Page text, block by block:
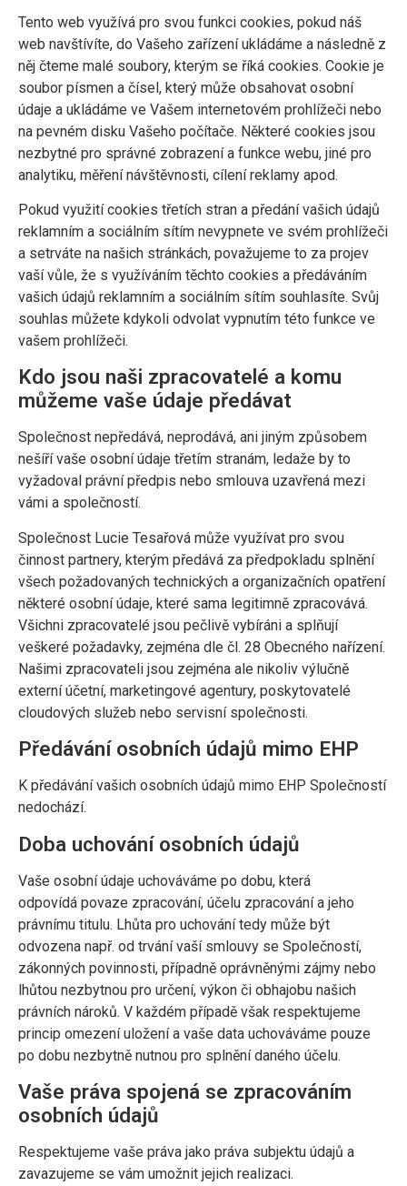
Tento web využívá pro svou funkci cookies, pokud náš
web navštívíte, do Vašeho zařízení ukládáme a následně z
něj čteme malé soubory, kterým se říká cookies. Cookie je
soubor písmen a čísel, který může obsahovat osobní
údaje a ukládáme ve Vašem internetovém prohlížeči nebo
na pevném disku Vašeho počítače. Některé cookies jsou
nezbytné pro správné zobrazení a funkce webu, jiné pro
analytiku, měření návštěvnosti, cílení reklamy apod.
Pokud využití cookies třetích stran a předání vašich údajů
reklamním a sociálním sítím nevypnete ve svém prohlížeči
a setrváte na našich stránkách, považujeme to za projev
vaší vůle, že s využíváním těchto cookies a předáváním
vašich údajů reklamním a sociálním sítím souhlasíte. Svůj
souhlas můžete kdykoli odvolat vypnutím této funkce ve
vašem prohlížeči.
Kdo jsou naši zpracovatelé a komu
můžeme vaše údaje předávat
Společnost nepředává, neprodává, ani jiným způsobem
nešíří vaše osobní údaje třetím stranám, ledaže by to
vyžadoval právní předpis nebo smlouva uzavřená mezi
vámi a společností.
Společnost Lucie Tesařová může využívat pro svou
činnost partnery, kterým předává za předpokladu splnění
všech požadovaných technických a organizačních opatření
některé osobní údaje, které sama legitimně zpracovává.
Všichni zpracovatelé jsou pečlivě vybíráni a splňují
veškeré požadavky, zejména dle čl. 28 Obecného nařízení.
Našimi zpracovateli jsou zejména ale nikoliv výlučně
externí účetní, marketingové agentury, poskytovatelé
cloudových služeb nebo servisní společnosti.
Předávání osobních údajů mimo EHP
K předávání vašich osobních údajů mimo EHP Společností
nedochází.
Doba uchování osobních údajů
Vaše osobní údaje uchováváme po dobu, která
odpovídá povaze zpracování, účelu zpracování a jeho
právnímu titulu. Lhůta pro uchování tedy může být
odvozena např. od trvání vaší smlouvy se Společností,
zákonných povinnosti, případně oprávněnými zájmy nebo
lhůtou nezbytnou pro určení, výkon či obhajobu našich
právních nároků. V každém případě však respektujeme
princip omezení uložení a vaše data uchováváme pouze
po dobu nezbytně nutnou pro splnění daného účelu.
Vaše práva spojená se zpracováním
osobních údajů
Respektujeme vaše práva jako práva subjektu údajů a
zavazujeme se vám umožnit jejich realizaci.